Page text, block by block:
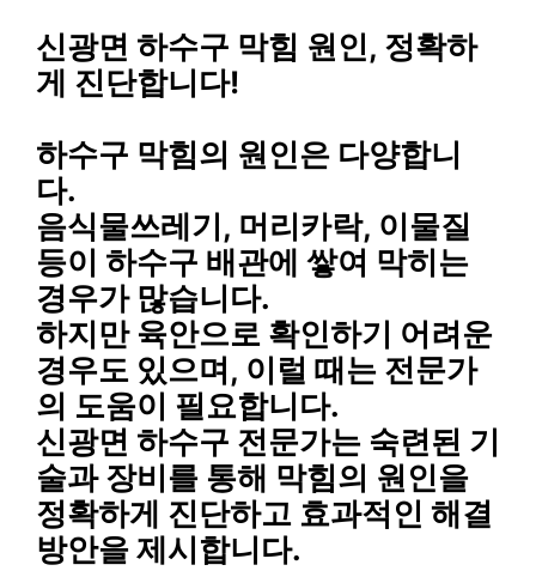
신광면 하수구 막힘 원인, 정확하
게 진단합니다!
하수구 막힘의 원인은 다양합니
다.
음식물쓰레기, 머리카락, 이물질
등이 하수구 배관에 쌓여 막히는
경우가 많습니다.
하지만 육안으로 확인하기 어려운
경우도 있으며, 이럴 때는 전문가
의 도움이 필요합니다.
신광면 하수구 전문가는 숙련된 기
술과 장비를 통해 막힘의 원인을
정확하게 진단하고 효과적인 해결
방안을 제시합니다.